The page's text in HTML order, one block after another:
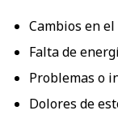
Cambios en
Falta de
Problemas o
Dolores de